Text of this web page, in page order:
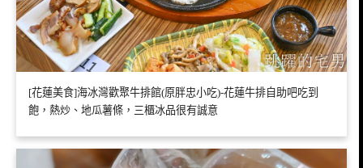
[花蓮美食]海冰灣歡聚牛排館(原胖忠小吃)-花蓮牛排自助吧吃到
飽，熱炒、地瓜薯條，三櫃冰品很有誠意